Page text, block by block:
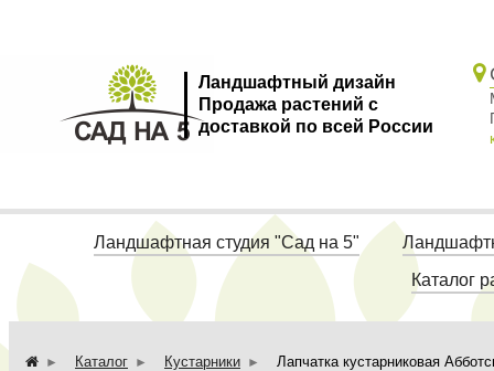
Ландшафтный дизайн
Продажа растений с
доставкой по всей России
Ландшафтная студия "Сад на 5"
Каталог
Каталог Кустарники Лапчатка кустарниковая